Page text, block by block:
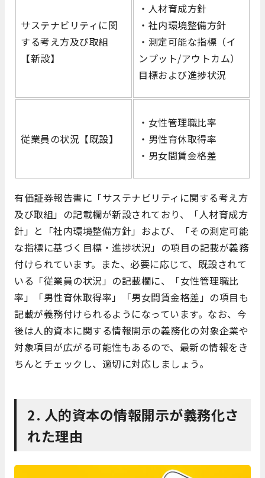
サステナビリティに関
する考え方及び取組
【新設】
・人材育成方針
・社内環境整備方針
・測定可能な指標（イ
ンプット/アウトカム）
目標および進捗状況
従業員の状況【既設】
・女性管理職比率
・男性育休取得率
・男女間賃金格差
有価証券報告書に「サステナビリティに関する考え方
及び取組」の記載欄が新設されており、「人材育成方
針」と「社内環境整備方針」および、「その測定可能
な指標に基づく目標・進捗状況」の項目の記載が義務
付けられています。また、必要に応じて、既設されて
いる「従業員の状況」の記載欄に、「女性管理職比
率」「男性育休取得率」「男女間賃金格差」の項目も
記載が義務付けられるようになっています。なお、今
後は人的資本に関する情報開示の義務化の対象企業や
対象項目が広がる可能性もあるので、最新の情報をき
ちんとチェックし、適切に対応しましょう。
2. 人的資本の情報開示が義務化さ
れた理由